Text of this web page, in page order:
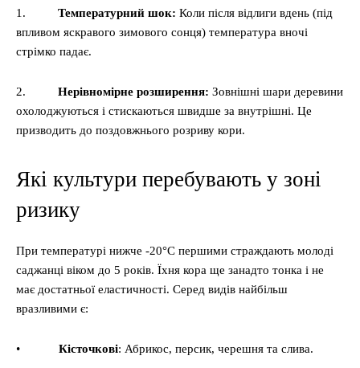
1. Температурний шок: Коли після відлиги вдень (під
впливом яскравого зимового сонця) температура вночі
стрімко падає.
2. Нерівномірне розширення: Зовнішні шари деревини
охолоджуються і стискаються швидше за внутрішні. Це
призводить до поздовжнього розриву кори.
Які культури перебувають у зоні
ризику
При температурі нижче -20°C першими страждають молоді
саджанці віком до 5 років. Їхня кора ще занадто тонка і не
має достатньої еластичності. Серед видів найбільш
вразливими є:
• Кісточкові: Абрикос, персик, черешня та слива.